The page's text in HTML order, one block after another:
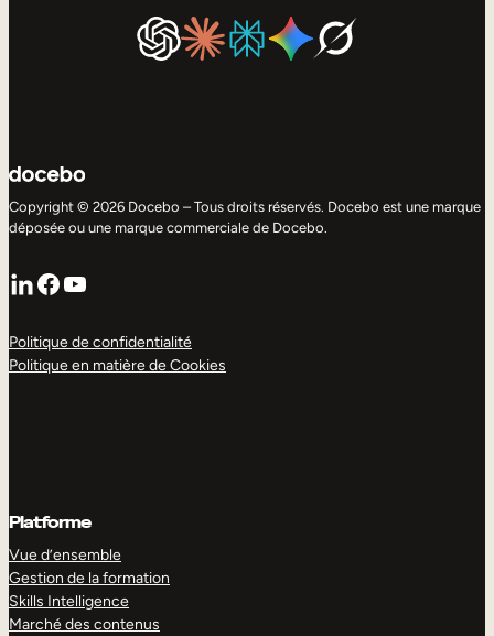
Copyright © 2026 Docebo – Tous droits réservés. Docebo est une marque
déposée ou une marque commerciale de Docebo.
LinkedIn
Facebook
YouTube
Politique de confidentialité
Politique en matière de Cookies
Platforme
Vue d’ensemble
Gestion de la formation
Skills Intelligence
Marché des contenus